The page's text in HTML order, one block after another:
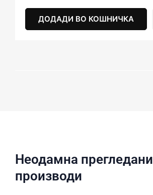
was:
8.250,00 ден.
5.800,00 ден.
ДОДАДИ ВО КОШНИЧКА
Неодамна прегледани
производи